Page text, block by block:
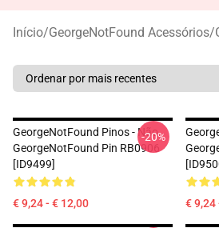
Início/GeorgeNotFound Acessórios/
GeorgeNotFound Pinos - Não.
GeorgeNotFound Pin RB0906
[ID9499]
€ 9,24 - € 12,00
-20%
€ 9,24